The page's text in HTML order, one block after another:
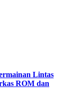
Lintas
ROM dan